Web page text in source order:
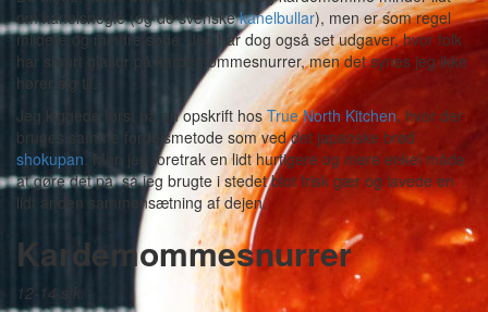
om kanelsnegle (og de svenskekanelbullar), men er som regel
mildere og mindre søde. Jeg har dog også set udgaver, hvor folk
har smurt glasur på kardemommesnurrer, men det synes jeg ikke
hører sig til.
Jeg kiggede først på en opskrift hosTrue North Kitchen, hvor der
bruges samme fordejsmetode som ved det japanske brød
shokupan . Men jeg foretrak en lidt hurtigere og mere enkel måde
at gøre det på, så jeg brugte i stedet blot frisk gær og lavede en
lidt anden sammensætning af dejen.
Kardemommesnurrer
12-14 stk.